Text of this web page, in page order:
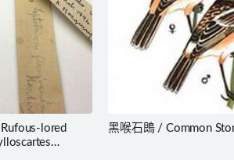
lored
黑喉石鵖 / Common